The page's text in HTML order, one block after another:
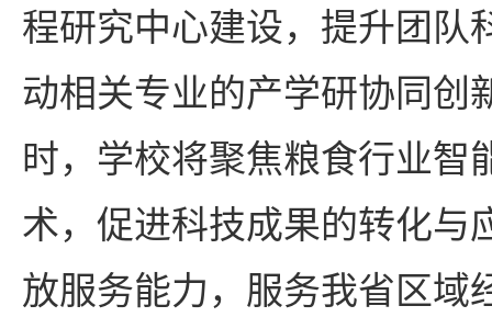
程研究中心建设，提升团队
动相关专业的产学研协同创
时，学校将聚焦粮食行业智
术，促进科技成果的转化与
放服务能力，服务我省区域